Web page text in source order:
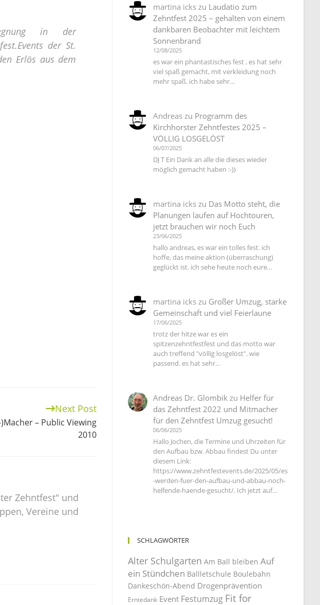
in der
der St.
Erlös aus dem
Next Post
– Public Viewing
2010
Zehntfest" und
Vereine und
martina icks zu Laudatio zum
Zehntfest 2025 – gehalten von einem
dankbaren Beobachter mit leichtem
Sonnenbrand
12/08/2025
es war ein phantastisches fest , es hat sehr
viel spaß gemacht, mit verkleidung noch
mehr spaß. ich habe sehr…
Andreas zu Programm des
Kirchhorster Zehntfestes 2025 –
VÖLLIG LOSGELÖST
06/07/2025
DJ T Ein Dank an alle die dieses wieder
möglich gemacht haben :-))
martina icks zu Das Motto steht, die
Planungen laufen auf Hochtouren,
jetzt brauchen wir noch Euch
23/06/2025
hallo andreas, es war ein tolles fest. ich
hoffe, das meine aktion (überraschung)
geglückt ist. ich sehe heute noch eure…
martina icks zu Großer Umzug, starke
Gemeinschaft und viel Feierlaune
17/06/2025
trotz der hitze war es ein
spitzenzehntfestfest und das motto war
auch treffend "völlig losgelöst". wie
passend. es hat sehr…
Andreas Dr. Glombik zu Helfer für
das Zehntfest 2022 und Mitmacher
für den Zehntfest Umzug gesucht!
06/06/2025
Hallo Jochen, die Termine und Uhrzeiten für
den Aufbau bzw. Abbau findest Du unter
diesem Link:
https://www.zehntfestevents.de/2025/05/es
-werden-fuer-den-aufbau-und-abbau-noch-
helfende-haende-gesucht/. Ich jetzt auf…
SCHLAGWÖRTER
Alter Schulgarten Am Ball bleiben Auf
ein Stündchen Ballletschule Boulebahn
Dankeschön-Abend Drogenprävention
Erntedank Event Festumzug Fit for